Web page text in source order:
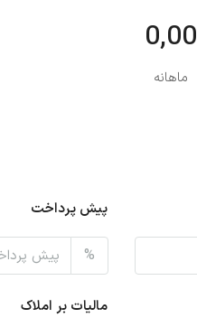
0,00
ماهانه
پیش پرداخت
%
مالیات بر املاک